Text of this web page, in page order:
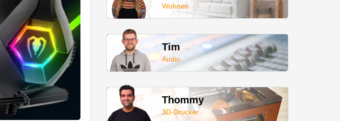
Wohnen
Tim
Audio
Thommy
3D-Drucker